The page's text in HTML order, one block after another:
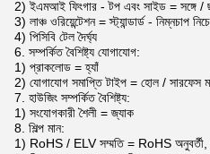
2) ইএমআই ফিংগার - টপ এবং সাইড = সঙ্গে /
3) লাঞ্চ ওরিয়েন্টেশন = স্ট্যান্ডার্ড - নিম্নচাপ নিচে
4) পিসিবি টেল দৈর্ঘ্য
6. সম্পর্কিত বৈশিষ্ট্য যোগাযোগ:
1) প্রাকলোড = হ্যাঁ
2) যোগাযোগ সমাপ্তি টাইপ = হোল / সারফেস
7. হাউজিং সম্পর্কিত বৈশিষ্ট্য:
1) সংযোগকারী শৈলী = জ্যাক
8. শিল্প মান:
1) RoHS / ELV সম্মতি = RoHS অনুবর্তী,